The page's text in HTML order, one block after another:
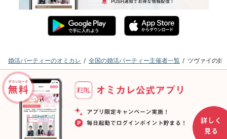
婚活パーティーのオミカレ 全国の婚活パーティー主催者一覧 ツヴァイの婚